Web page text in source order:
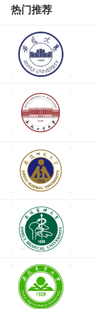
热门推荐